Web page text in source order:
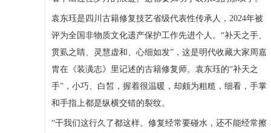
袁东珏是四川古籍修复技艺省级代表性传承人，2024年被
评为全国非物质文化遗产保护工作先进个人。“补天之手、
贯虱之睛、灵慧虚和、心细如发”，这是明代收藏大家周嘉
胄在《装潢志》里记述的古籍修复师。袁东珏的“补天之
手”，小巧、白皙，握着很温暖，却颇为粗糙，细看，手掌
和手指上都是纵横交错的裂纹。
“干我们这行久了都这样。修复经常要碰水，还不能经常擦